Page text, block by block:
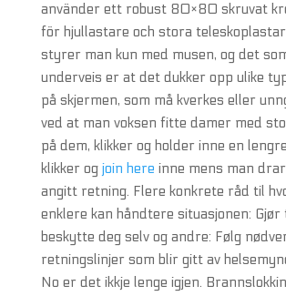
använder ett robust 80×80 skruvat
för hjullastare och stora
styrer man kun med musen, og det
underveis er at det dukker opp ulike
på skjermen, som må kverkes eller
ved at man voksen fitte damer med
på dem, klikker og holder inne en
klikker og join here inne mens man
angitt retning. Flere konkrete råd til
enklere kan håndtere situasjonen:
beskytte deg selv og andre: Følg
retningslinjer som blir gitt av
No er det ikkje lenge igjen.